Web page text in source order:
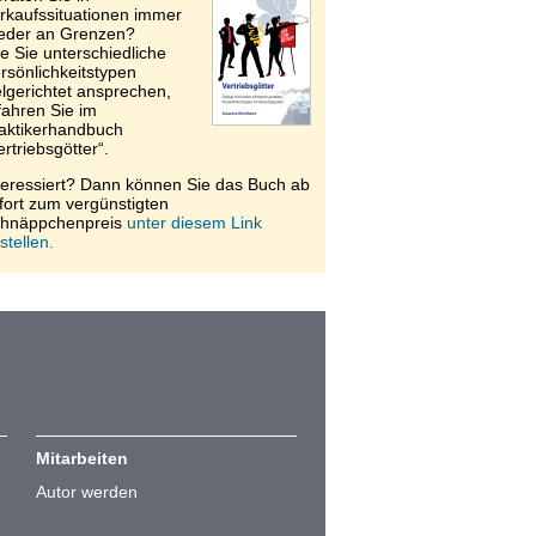
immer
an Grenzen?
Sie unterschiedliche
ansprechen,
Sie im
Dann können Sie das Buch ab
zum vergünstigten
unter diesem Link
Mitarbeiten
Autor werden